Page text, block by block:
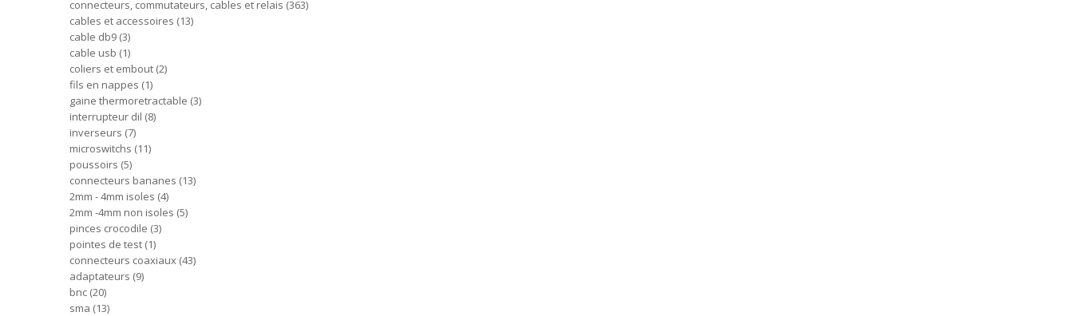
connecteurs, commutateurs, cables et relais 363
cables et accessoires 13
cable db9 3
cable usb 1
coliers et embout 2
fils en nappes 1
gaine thermoretractable 3
interrupteur dil 8
inverseurs 7
microswitchs 11
poussoirs 5
connecteurs bananes 13
2mm - 4mm isoles 4
2mm -4mm non isoles 5
pinces crocodile 3
pointes de test 1
connecteurs coaxiaux 43
adaptateurs 9
bnc 20
sma 13